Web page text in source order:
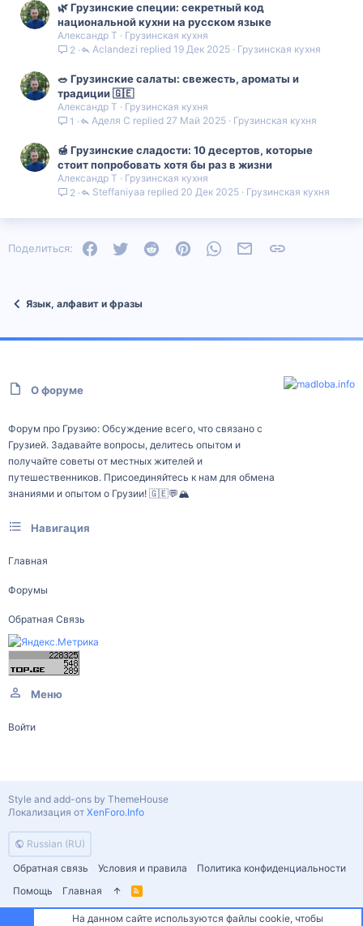
🌿 Грузинские специи: секретный код
национальной кухни на русском языке
Александр Т
Грузинская кухня
2
Грузинская кухня
19 Дек 2025
Aclandezi
🥗 Грузинские салаты: свежесть, ароматы и
традиции 🇬🇪
Александр Т
Грузинская кухня
1
Грузинская кухня
27 Май 2025
Аделя С
🍯 Грузинские сладости: 10 десертов, которые
стоит попробовать хотя бы раз в жизни
Александр Т
Грузинская кухня
2
Грузинская кухня
20 Дек 2025
Steffaniyaa
Поделиться: FacebookTwitter Reddit PinterestWhatsAppЭлектронная почта
Язык, алфавит и фразы
О форуме
Форум про Грузию: Обсуждение всего, что связано с
Грузией. Задавайте вопросы, делитесь опытом и
получайте советы от местных жителей и
путешественников. Присоединяйтесь к нам для обмена
знаниями и опытом о Грузии! 🇬🇪💬🏔️
Навигация
Главная
Форумы
Обратная Связь
Меню
Войти
Russian (RU)
Обратная связь
Условия и правила
Политика конфиденциальности
Помощь
Главная
R
S
Style and add-ons by ThemeHouse
Локализация от XenForo.Info
На данном сайте используются файлы cookie, чтобы